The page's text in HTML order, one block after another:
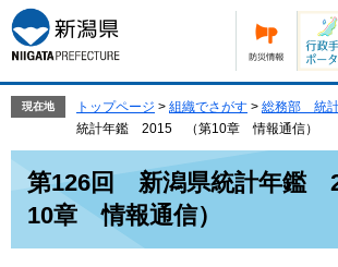
ー
ジ
の
で
す。
ニ
ュ
ー
ば
現在地 トップページ > 組織でさがす > 総務部 統
統計年鑑 2015 （第10章 情報通信）
第126回 新潟県統計年鑑
10章 情報通信）